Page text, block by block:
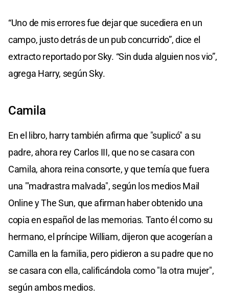
“Uno de mis errores fue dejar que sucediera en un
campo, justo detrás de un pub concurrido”, dice el
extracto reportado por Sky. “Sin duda alguien nos vio”,
agrega Harry, según Sky.
Camila
En el libro, harry también afirma que "suplicó" a su
padre, ahora rey Carlos III, que no se casara con
Camila, ahora reina consorte, y que temía que fuera
una "'madrastra malvada", según los medios Mail
Online y The Sun, que afirman haber obtenido una
copia en español de las memorias. Tanto él como su
hermano, el príncipe William, dijeron que acogerían a
Camilla en la familia, pero pidieron a su padre que no
se casara con ella, calificándola como "la otra mujer",
según ambos medios.